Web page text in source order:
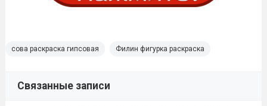
сова раскраска гипсовая Филин фигурка раскраска
Связанные записи